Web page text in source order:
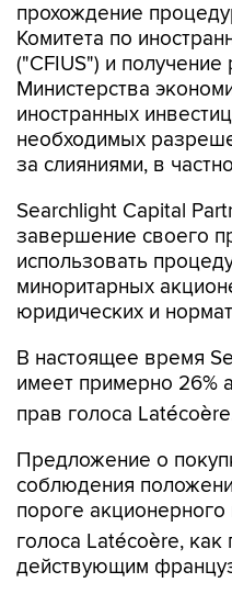
прохождение
Комитета по
("CFIUS") и
Министерства
иностранных
необходимых
за слияниями, в
Searchlight Capital
завершение своего
использовать
миноритарных
юридических и
В настоящее время
имеет примерно 26%
прав голоса
Предложение о
соблюдения
пороге акционерного
голоса Latécoère, как
действующим